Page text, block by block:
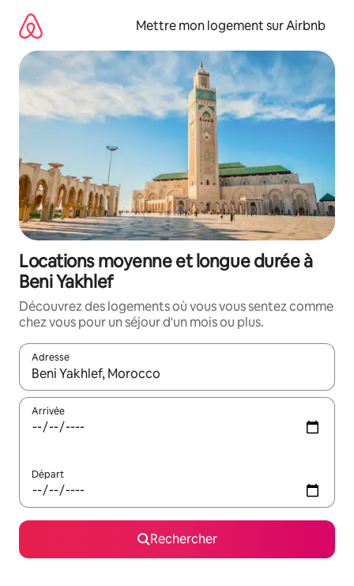
directement
contenu
Mettre mon logement sur Airbnb
Locations moyenne et longue durée à
Beni Yakhlef
Découvrez des logements où vous vous sentez comme
chez vous pour un séjour d'un mois ou plus.
Adresse
Lorsque les résultats s'affichent, utilisez les flèches vers le
Arrivée
Départ
Rechercher